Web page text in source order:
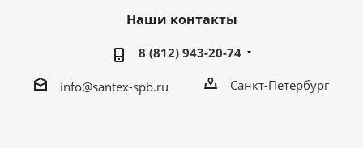
Наши контакты
8 (812) 943-20-74
info@santex-spb.ru Санкт-Петербург